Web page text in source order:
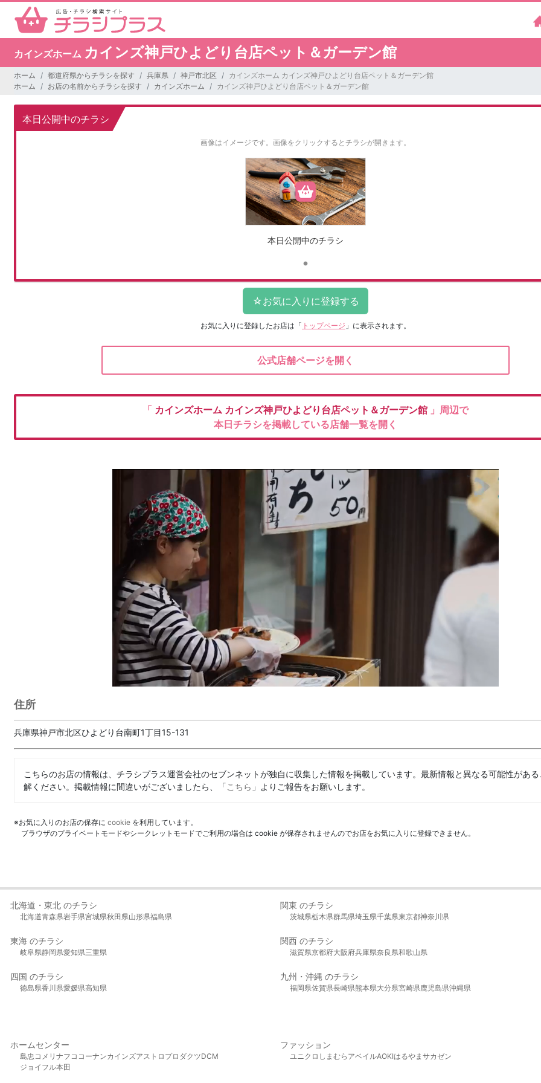
カインズホーム カインズ神戸ひよどり台店ペット＆ガーデン館
ホーム 都道府県からチラシを探す 兵庫県 神戸市北区
カインズホーム カインズ神戸ひよどり台店ペット＆ガーデン館
ホーム
お店の名前からチラシを探す カインズホーム カインズ神戸ひよどり台店ペット＆ガーデン館
本日公開中のチラシ
画像はイメージです。 画像をクリックするとチラシが開きます。
本日公開中のチラシ
お気に入りに登録したお店は 「 トップページ 」に表示されます。
公式店舗ページを開く
「 カインズホーム カインズ神戸ひよどり台店ペット＆ガーデン館 」周辺で
本日チラシを掲載している店舗一覧を開く
住所
兵庫県神戸市北区ひよどり台南町1丁目15-131
こちらのお店の情報は、チラシプラス運営会社のセブンネットが独自に収集した情報を掲載しています。最新情報と異なる可能性があ
解ください。掲載情報に間違いがございましたら、「こちら 」よりご報告をお願いします。
※お気に入りのお店の保存に cookie を利用しています。
ブラウザのプライベートモードやシークレットモードでご利用の場合は cookie が保存されませんのでお店をお気に入りに登録できません。
北海道・東北 のチラシ
北海道青森県岩手県宮城県秋田県山形県福島県
関東 のチラシ
茨城県栃木県群馬県埼玉県千葉県東京都神奈川県
東海 のチラシ
岐阜県静岡県愛知県三重県
関西 のチラシ
滋賀県京都府大阪府兵庫県奈良県和歌山県
四国 のチラシ
徳島県香川県愛媛県高知県
九州・沖縄 のチラシ
福岡県佐賀県長崎県熊本県大分県宮崎県鹿児島県沖縄県
ホームセンター
島忠 コメリ ナフコ コーナンカインズアストロプロダクツDCM
ジョイフル本田
ファッション
ユニクロ しまむら アベイルAOKIはるやま サカゼン